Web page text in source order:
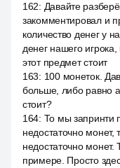
162: Давайте
закомментировал и
количество денег у
денег нашего
этот предмет стоит
163: 100 монеток.
больше, либо равно
стоит?
164: То мы запринти
недостаточно
недостаточно монет.
примере. Просто